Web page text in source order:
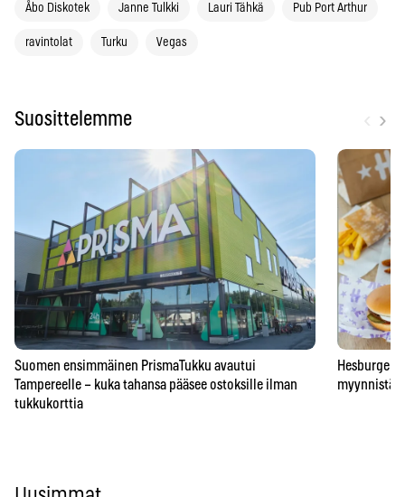
Åbo Diskotek Janne Tulkki Lauri Tähkä Pub Port Arthur
ravintolat Turku Vegas
Suosittelemme ›
Suomen ensimmäinen PrismaTukku avautui
Tampereelle – kuka tahansa pääsee ostoksille ilman
tukkukorttia
myynnistä